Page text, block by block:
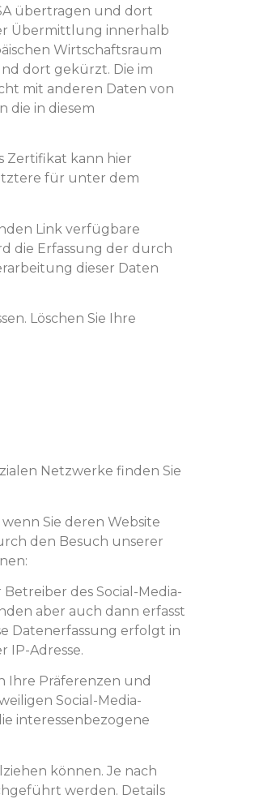
übertragen und dort
Übermittlung innerhalb
Wirtschaftsraum
dort gekürzt. Die im
mit anderen Daten von
die in diesem
Zertifikat kann hier
für unter dem
Link verfügbare
die Erfassung der durch
dieser Daten
Löschen Sie Ihre
Netzwerke finden Sie
Sie deren Website
den Besuch unserer
des Social-Media-
aber auch dann erfasst
Datenerfassung erfolgt in
IP-Adresse.
Ihre Präferenzen und
Social-Media-
interessenbezogene
können. Je nach
werden. Details